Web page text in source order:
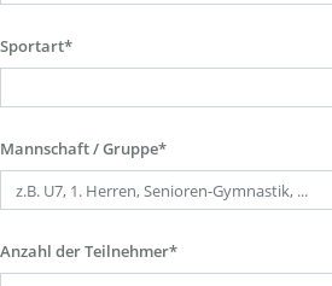
Sportart*
Mannschaft / Gruppe*
Anzahl der Teilnehmer*